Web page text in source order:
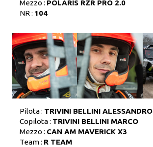
Mezzo : POLARIS RZR PRO 2.0
NR : 104
Pilota : TRIVINI BELLINI ALESSANDRO
Copilota : TRIVINI BELLINI MARCO
Mezzo : CAN AM MAVERICK X3
Team : R TEAM